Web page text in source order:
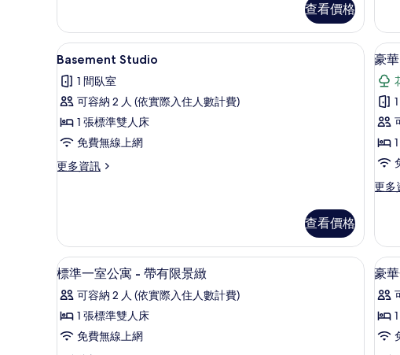
室,
露
台
的
所
有
相
片
公
寓,
1
臥
室,
台
的
情
查看價格
陽
台
的
所
有
相
片
放
式
客
房,
陽
台
的
詳
情
顯
示
Basement
Studio
的
所
有
Basement Studio | 高級寢具、隔音、熨
4
Basement Studio
1 間臥室
可容納 2 人 (依實際入住人數計費)
1 張標準雙人床
免費無線上網
更多資訊
更
詳
情
查看價格
顯
示
豪
華
開
放
客
露
台
的
所
有
相
8
豪
更多
更
開
放
式
房,
露
的
顯
示
標
準
高級寢具、隔音、熨斗/熨衣板、免費無線
4
標準一室公寓 - 帶有限景緻
可容納 2 人 (依實際入住人數計費)
1 張標準雙人床
免費無線上網
顯
示
豪
華
7
豪